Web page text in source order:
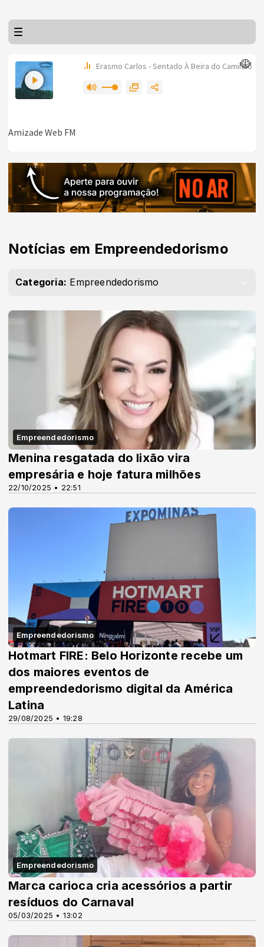
Notícias em Empreendedorismo
Categoria: Empreendedorismo
Empreendedorismo
22/10/2025 • 22:51
Menina resgatada do lixão vira
empresária e hoje fatura milhões
Empreendedorismo
29/08/2025 • 19:28
Hotmart FIRE: Belo Horizonte recebe um
dos maiores eventos de
empreendedorismo digital da América
Latina
Empreendedorismo
05/03/2025 • 13:02
Marca carioca cria acessórios a partir
resíduos do Carnaval